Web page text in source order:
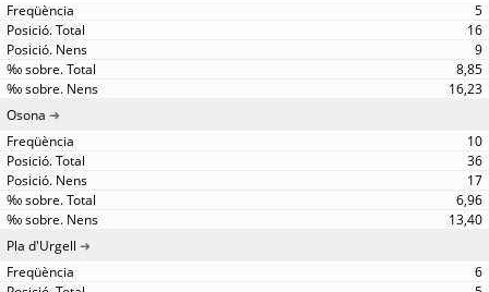
5
16
9
8,85
16,23
Osona
10
36
17
6,96
13,40
Pla d'Urgell
6